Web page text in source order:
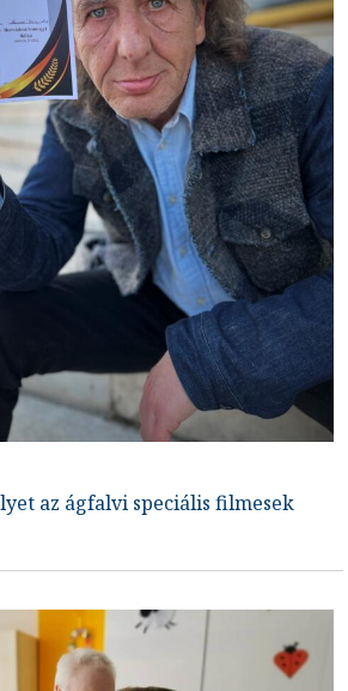
az ágfalvi speciális filmesek